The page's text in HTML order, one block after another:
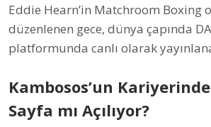
Eddie Hearn’in Matchroom Boxing
düzenlenen gece, dünya çapında
platformunda canlı olarak
Kambosos’un
Sayfa mı Açılıyor?